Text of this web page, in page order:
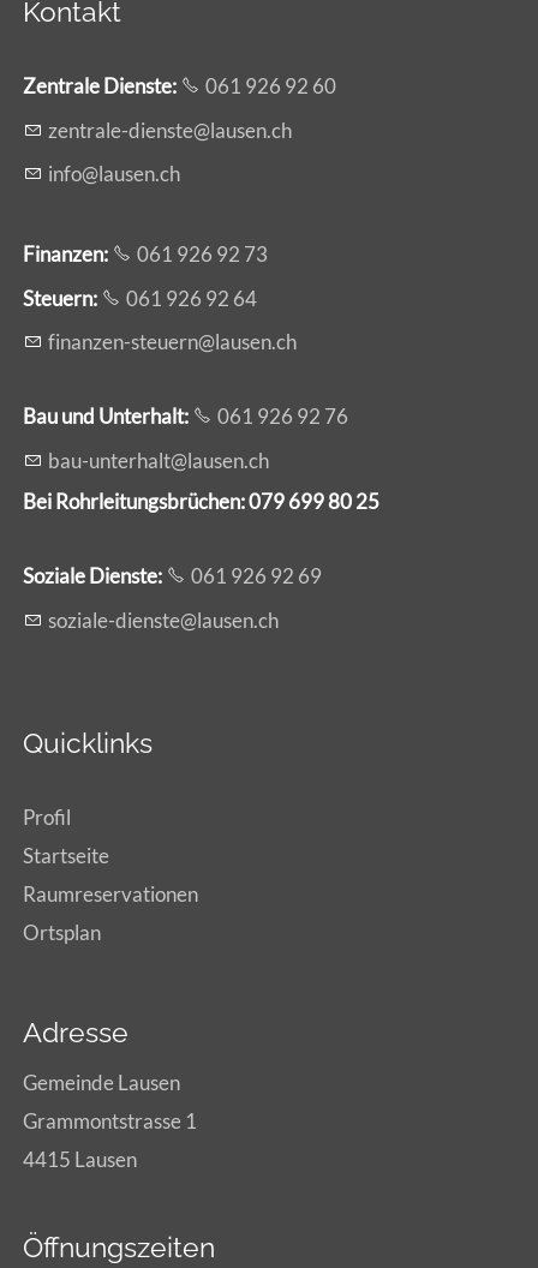
Kontakt
Zentrale Dienste:
061 926 92 60
z ntr l -d nst l s nch
nf
l s nch
Finanzen:
061 926 92 73
Steuern:
061 926 92 64
f n nz n-st rn l s nch
Bau und Unterhalt:
061 926 92 76
b
- nt rh lt l s nch
Bei Rohrleitungsbrüchen: 079 699 80 25
Soziale Dienste:
061 926 92 69
s z l -d nst l s nch
Quicklinks
Profil
Startseite
Raumreservationen
Ortsplan
Adresse
Gemeinde Lausen
Grammontstrasse 1
4415 Lausen
Öffnungszeiten